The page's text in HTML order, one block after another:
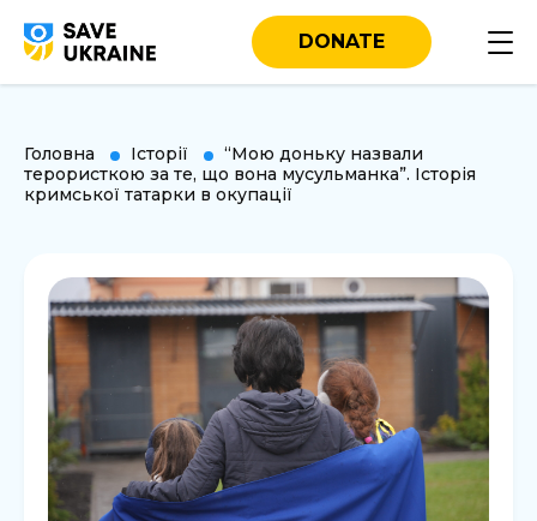
DONATE
Головна Історії
“Мою доньку назвали
терористкою за те, що вона мусульманка”. Історія
кримської татарки в окупації